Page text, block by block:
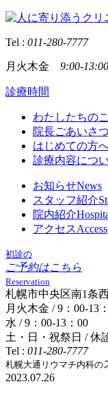
Tel : 011-280-7777
月火木金 9:00-13:00
診療時間
わたしたちの
院長ごあいさつ
はじめての方
診療内容につ
お知らせNews
スタッフ紹介
院内紹介
アクセスAccess
初診の
ご予約はこちら
Reservation
札幌市中央区南1条
月火木金 / 9：00-13
水 / 9：00-13：00
土・日・祝祭日 / 休
Tel : 011-280-7777
札幌大通リウマチ内科の
2023.07.26